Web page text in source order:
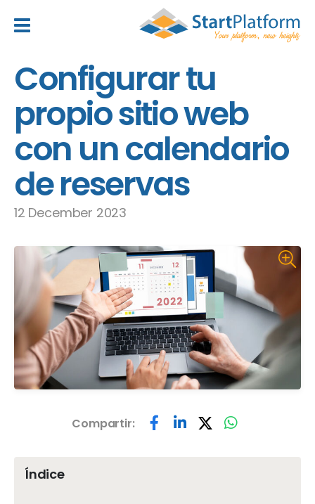
Configurar tu
propio sitio web
con un calendario
de reservas
12 December 2023
Compartir:
Índice
header_toggle_navigation